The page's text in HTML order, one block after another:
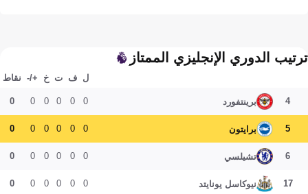
ترتيب الدوري الإنجليزي الممتاز
ل ف ت خ +/- نقاط
4 برينتفورد 0
0
0
0
0
0
5 برايتون 0
0
0
0
0
0
6 تشيلسي 0
0
0
0
0
0
17 نيوكاسل يونايتد 0
0
0
0
0
0